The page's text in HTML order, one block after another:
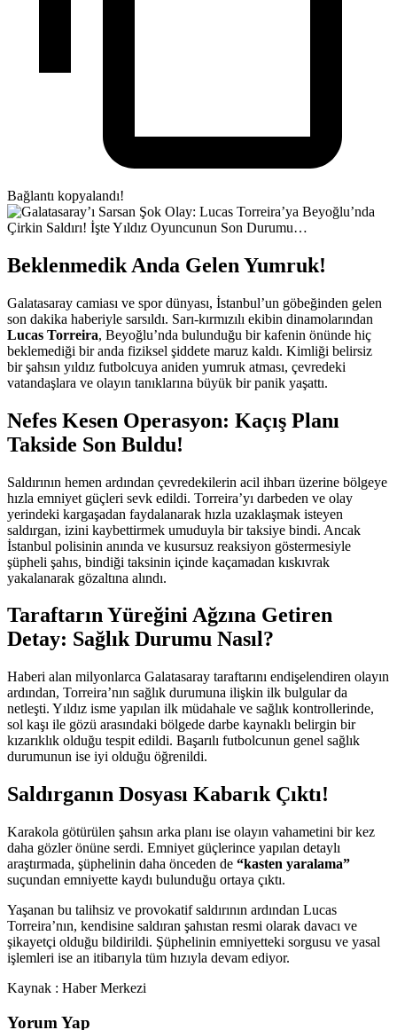
Bağlantı kopyalandı!
Beklenmedik Anda Gelen Yumruk!
Galatasaray camiası ve spor dünyası, İstanbul’un göbeğinden gelen
son dakika haberiyle sarsıldı. Sarı-kırmızılı ekibin dinamolarından
Lucas Torreira, Beyoğlu’nda bulunduğu bir kafenin önünde hiç
beklemediği bir anda fiziksel şiddete maruz kaldı. Kimliği belirsiz
bir şahsın yıldız futbolcuya aniden yumruk atması, çevredeki
vatandaşlara ve olayın tanıklarına büyük bir panik yaşattı.
Nefes Kesen Operasyon: Kaçış Planı
Takside Son Buldu!
Saldırının hemen ardından çevredekilerin acil ihbarı üzerine bölgeye
hızla emniyet güçleri sevk edildi. Torreira’yı darbeden ve olay
yerindeki kargaşadan faydalanarak hızla uzaklaşmak isteyen
saldırgan, izini kaybettirmek umuduyla bir taksiye bindi. Ancak
İstanbul polisinin anında ve kusursuz reaksiyon göstermesiyle
şüpheli şahıs, bindiği taksinin içinde kaçamadan kıskıvrak
yakalanarak gözaltına alındı.
Taraftarın Yüreğini Ağzına Getiren
Detay: Sağlık Durumu Nasıl?
Haberi alan milyonlarca Galatasaray taraftarını endişelendiren olayın
ardından, Torreira’nın sağlık durumuna ilişkin ilk bulgular da
netleşti. Yıldız isme yapılan ilk müdahale ve sağlık kontrollerinde,
sol kaşı ile gözü arasındaki bölgede darbe kaynaklı belirgin bir
kızarıklık olduğu tespit edildi. Başarılı futbolcunun genel sağlık
durumunun ise iyi olduğu öğrenildi.
Saldırganın Dosyası Kabarık Çıktı!
Karakola götürülen şahsın arka planı ise olayın vahametini bir kez
daha gözler önüne serdi. Emniyet güçlerince yapılan detaylı
araştırmada, şüphelinin daha önceden de “kasten yaralama”
suçundan emniyette kaydı bulunduğu ortaya çıktı.
Yaşanan bu talihsiz ve provokatif saldırının ardından Lucas
Torreira’nın, kendisine saldıran şahıstan resmi olarak davacı ve
şikayetçi olduğu bildirildi. Şüphelinin emniyetteki sorgusu ve yasal
işlemleri ise an itibarıyla tüm hızıyla devam ediyor.
Kaynak : Haber Merkezi
Yorum Yap